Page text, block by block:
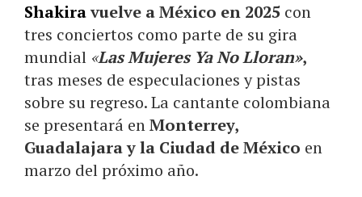
Shakiravuelve a México en 2025 con
tres conciertos como parte de su gira
mundial «Las Mujeres Ya No Lloran»,
tras meses de especulaciones y pistas
sobre su regreso. La cantante colombiana
se presentará enMonterrey,
Guadalajara y la Ciudad de México en
marzo del próximo año.